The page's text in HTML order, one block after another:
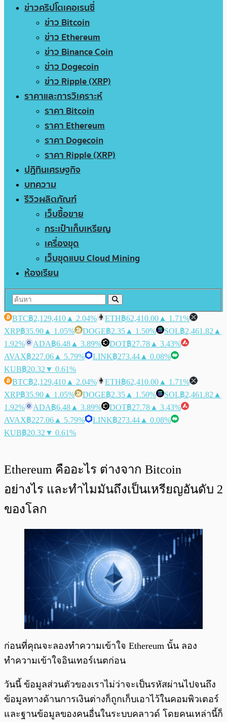
ข่าวคริปโตเคอเรนซี่
ข่าว Bitcoin
ข่าว Ethereum
ข่าว Binance Coin
ข่าว Dogecoin
ข่าว Ripple (XRP)
ราคาและการวิเคราะห์
ราคา Bitcoin
ราคา Ethereum
ราคา Dogecoin
ราคา Ripple (XRP)
ปฏิทินเศรษฐกิจ
บทความ
รีวิวผลิตภัณฑ์
เว็บซื้อขาย
กระเป๋าเก็บเหรียญ
เครื่องขุด
เว็บขุดแบบ Cloud Mining
ห้องเรียน
BTC฿2,129,410 ▲ 2.04% ETH฿62,410.00 ▲ 1.71%
XRP฿35.90 ▲ 1.05% DOGE฿2.35 ▲ 1.50% SOL฿2,461.82 ▲
1.92%
ADA฿6.48 ▲ 3.89% DOT฿27.78 ▲ 3.43%
AVAX฿227.06 ▲ 5.79% LINK฿273.44 ▲ 0.08%
KUB฿20.32 ▼ 0.61%
BTC฿2,129,410 ▲ 2.04% ETH฿62,410.00 ▲ 1.71%
XRP฿35.90 ▲ 1.05% DOGE฿2.35 ▲ 1.50% SOL฿2,461.82 ▲
1.92%
ADA฿6.48 ▲ 3.89% DOT฿27.78 ▲ 3.43%
AVAX฿227.06 ▲ 5.79% LINK฿273.44 ▲ 0.08%
KUB฿20.32 ▼ 0.61%
Ethereum คืออะไร ต่างจาก Bitcoin
อย่างไร และทำไมมันถึงเป็นเหรียญอันดับ 2
ของโลก
ก่อนที่คุณจะลองทำความเข้าใจ Ethereum นั้น ลอง
ทำความเข้าใจอินเทอร์เนตก่อน
วันนี้ ข้อมูลส่วนตัวของเราไม่ว่าจะเป็นรหัสผ่านไปจนถึง
ข้อมูลทางด้านการเงินต่างก็ถูกเก็บเอาไว้ในคอมพิวเตอร์
และฐานข้อมูลของคนอื่นในระบบคลาวด์ โดยคนเหล่านี้ก็